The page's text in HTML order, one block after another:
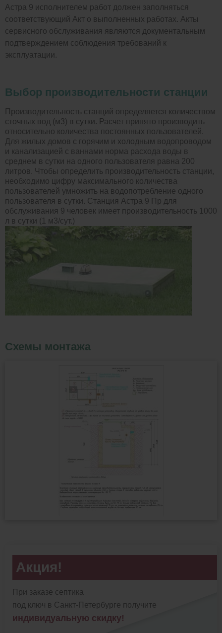
Астра 9 исполнителем работ должен заполняться
соответствующий Акт о выполненных работах. Акты
сервисного обслуживания являются документальным
подтверждением соблюдения требований к
эксплуатации.
Выбор производительности станции
Производительность станций определяется количеством
сточных вод (м3) в сутки. Расчет принято производить
относительно количества постоянных пользователей.
Для жилых домов с горячим и холодным водопроводом
и канализацией с ваннами норма расхода воды в
среднем в сутки на одного пользователя равна 200
литров. Чтобы определить производительность станции,
необходимо цифру максимального количества
пользователей умножить на водопотребление одного
пользователя в сутки. Станция Астра 9 Пр для
обслуживания 9 человек имеет производительность 1000
л в сутки (1 м3/сут.)
Схемы монтажа
Акция!
При заказе септика
под ключ в Санкт-Петербурге получите
индивидуальную скидку!